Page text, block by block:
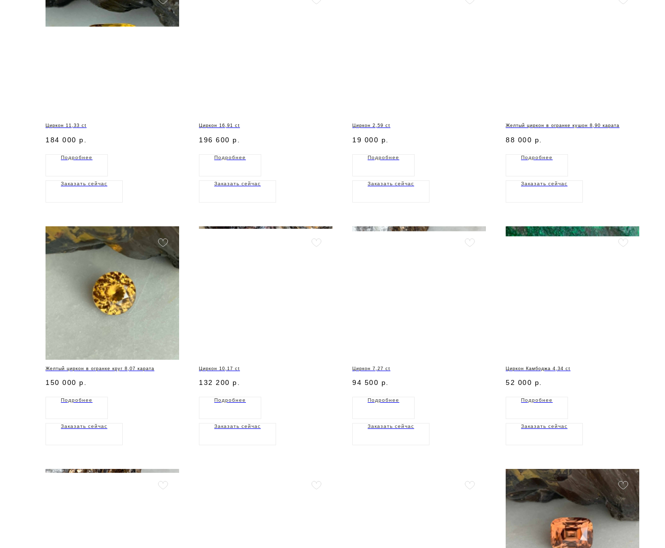
Циркон 11,33 ct
184 000 р.
Подробнее
Заказать сейчас
Циркон 16,91 ct
196 600 р.
Подробнее
Заказать сейчас
Циркон 2,59 ct
19 000 р.
Подробнее
Заказать сейчас
Желтый циркон в огранке кушон 8,90 карата
88 000 р.
Подробнее
Заказать сейчас
Желтый циркон в огранке круг 8,07 карата
150 000 р.
Подробнее
Заказать сейчас
Циркон 10,17 ct
132 200 р.
Подробнее
Заказать сейчас
Циркон 7,27 ct
94 500 р.
Подробнее
Заказать сейчас
Циркон Камбоджа 4,34 ct
52 000 р.
Подробнее
Заказать сейчас